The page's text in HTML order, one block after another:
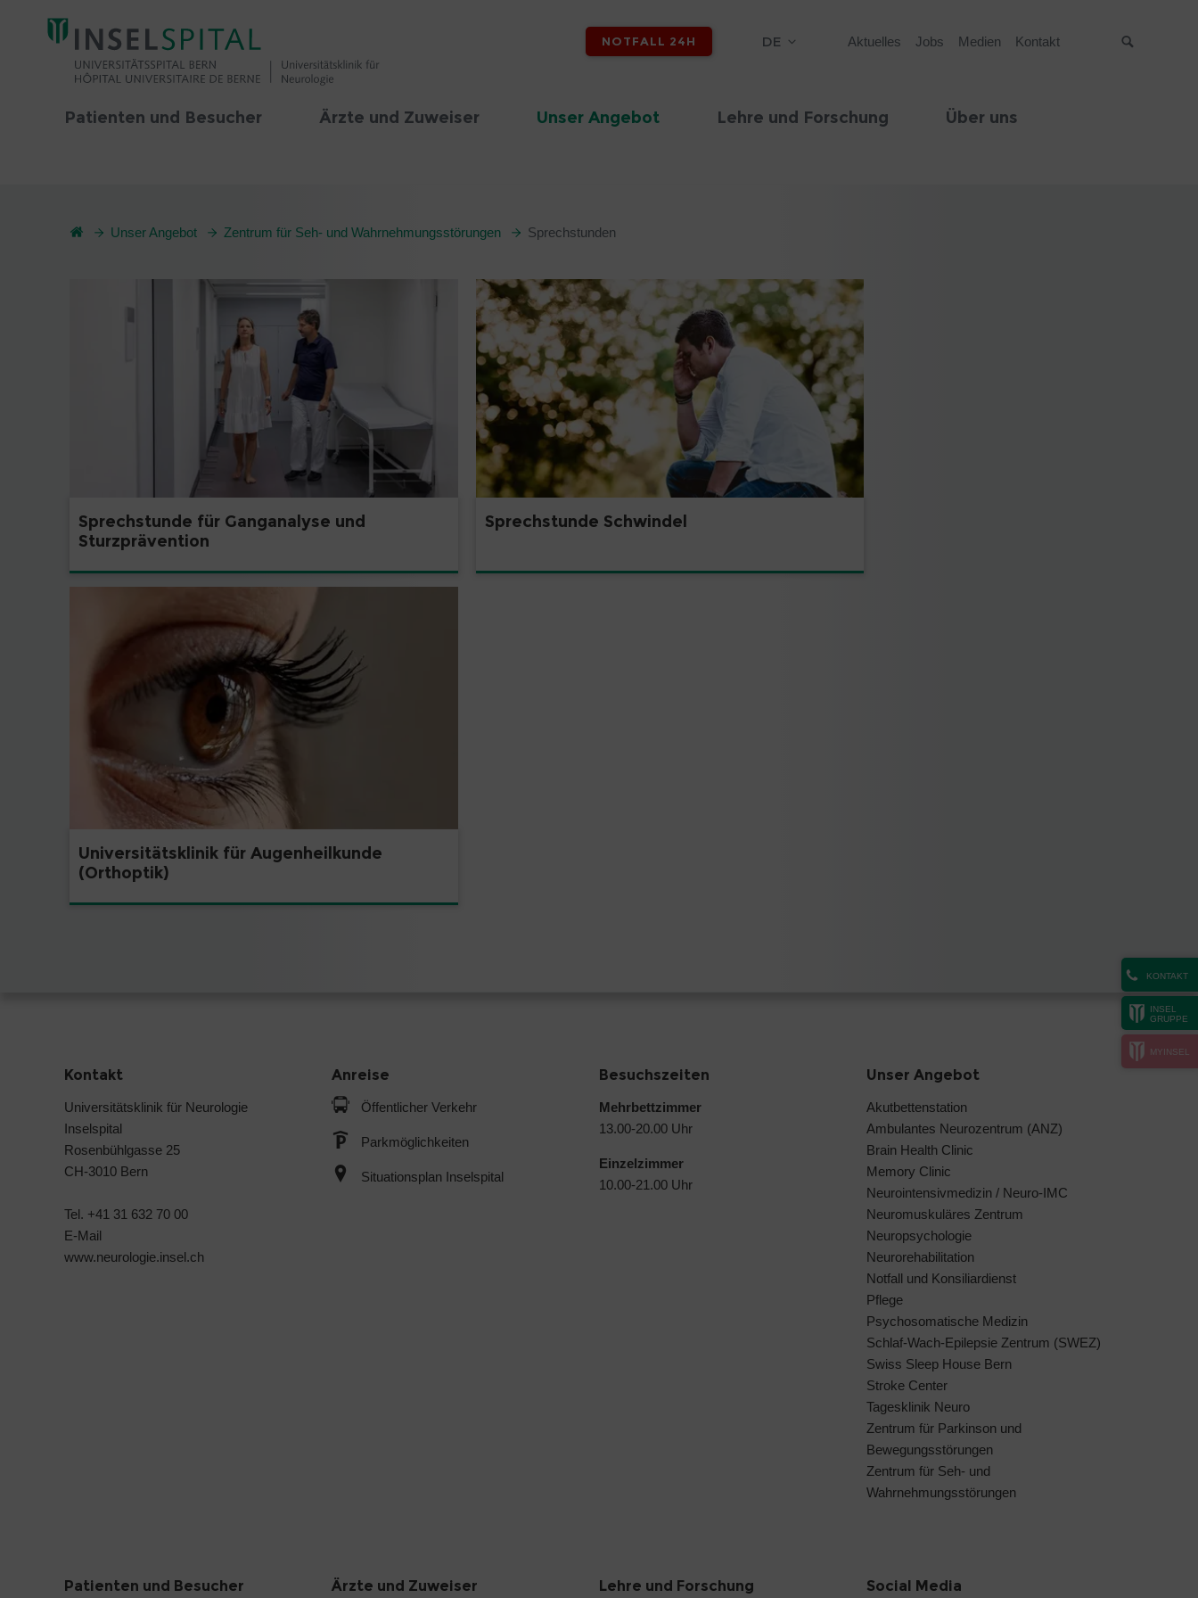
NOTFALL 24H DE Aktuelles Jobs Medien Kontakt
Patienten und Besucher Ärzte und Zuweiser Unser Angebot Lehre und Forschung Über uns
KONTAKT
INSEL
GRUPPE
MYINSEL
Unser Angebot Zentrum für Seh- und Wahrnehmungsstörungen Sprechstunden
Sprechstunde für Ganganalyse und
Sturzprävention
Sprechstunde Schwindel
Universitätsklinik für Augenheilkunde
(Orthoptik)
Kontakt
Universitätsklinik für Neurologie
Inselspital
Rosenbühlgasse 25
CH-3010 Bern
Tel. +41 31 632 70 00
E-Mail
www.neurologie.insel.ch
Anreise
Öffentlicher Verkehr
Parkmöglichkeiten
Situationsplan Inselspital
Besuchszeiten
Mehrbettzimmer
13.00-20.00 Uhr
Einzelzimmer
10.00-21.00 Uhr
Unser Angebot
Akutbettenstation
Ambulantes Neurozentrum (ANZ)
Brain Health Clinic
Memory Clinic
Neurointensivmedizin / Neuro-IMC
Neuromuskuläres Zentrum
Neuropsychologie
Neurorehabilitation
Notfall und Konsiliardienst
Pflege
Psychosomatische Medizin
Schlaf-Wach-Epilepsie Zentrum (SWEZ)
Swiss Sleep House Bern
Stroke Center
Tagesklinik Neuro
Zentrum für Parkinson und
Bewegungsstörungen
Zentrum für Seh- und
Wahrnehmungsstörungen
Patienten und Besucher Ärzte und Zuweiser Lehre und Forschung Social Media